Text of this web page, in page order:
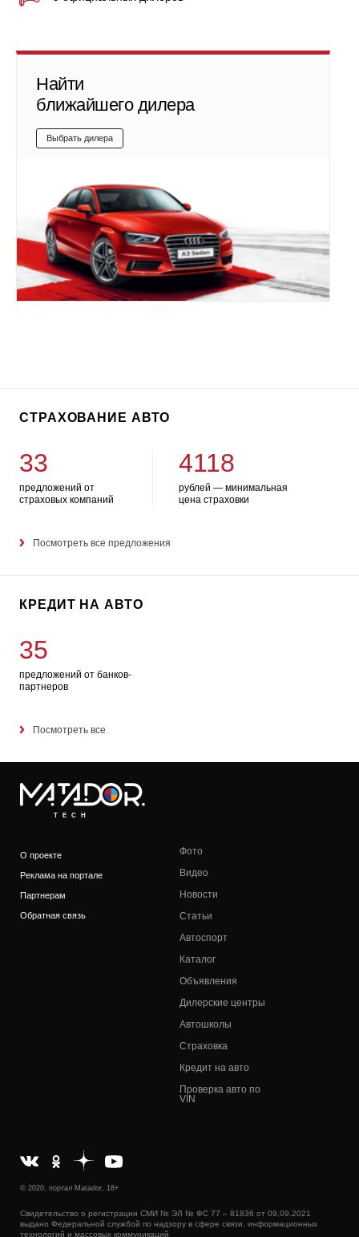
Найти
ближайшего дилера
Выбрать дилера
СТРАХОВАНИЕ АВТО
33
предложений от
страховых компаний
4118
рублей — минимальная
цена страховки
Посмотреть все предложения
КРЕДИТ НА АВТО
35
предложений от банков-
партнеров
Посмотреть все
TECH
О проекте
Реклама на портале
Партнерам
Обратная связь
Фото
Видео
Новости
Статьи
Автоспорт
Каталог
Объявления
Дилерские центры
Автошколы
Страховка
Кредит на авто
Проверка авто по
VIN
© 2020, портал Matador, 18+
Свидетельство о регистрации СМИ № ЭЛ № ФС 77 – 81836 от 09.09.2021
выдано Федеральной службой по надзору в сфере связи, информационных
технологий и массовых коммуникаций